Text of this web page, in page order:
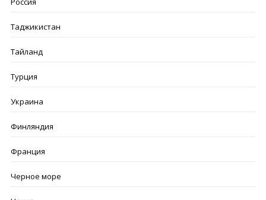
Таджикистан
Тайланд
Турция
Украина
Финляндия
Франция
Черное море